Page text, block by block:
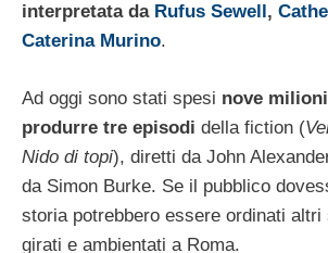
interpretata da Rufus Sewell ,
Caterina Murino.
Ad oggi sono stati spesi nove
produrre tre episodi della fiction (
Nido di topi), diretti da John
da Simon Burke. Se il pubblico
storia potrebbero essere ordinati
girati e ambientati a Roma.